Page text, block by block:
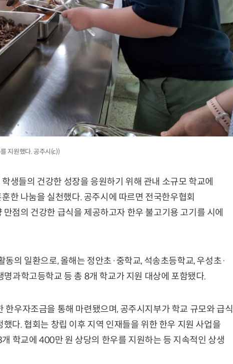
지원했다. 공주시(c))
생들의 건강한 성장을 응원하기 위해 관내 소규모 학교에
한 나눔을 실천했다. 공주시에 따르면 전국한우협회
점의 건강한 급식을 제공하고자 한우 불고기용 고기를 시에
의 일환으로, 올해는 정안초·중학교, 석송초등학교, 우성초·
과학고등학교 등 총 8개 학교가 지원 대상에 포함됐다.
한우자조금을 통해 마련됐으며, 공주시지부가 학교 규모와 급식
다. 협회는 창립 이후 지역 인재들을 위한 한우 지원 사업을
학교에 400만 원 상당의 한우를 지원하는 등 지속적인 상생